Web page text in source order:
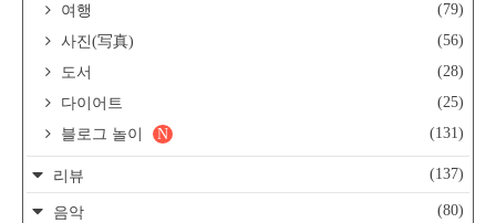
여행
(79)
사진(写真)
(56)
도서
(28)
다이어트
(25)
블로그 놀이
(131)
N
리뷰 (137)
음악
(80)